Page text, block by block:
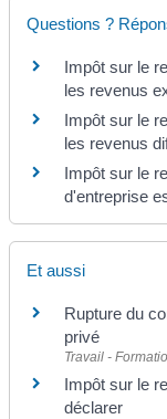
Questions ?
Impôt sur le
les revenus
Impôt sur le
les revenus
Impôt sur le
d'entreprise
Et aussi
Rupture du
privé
Travail -
Impôt sur le
déclarer